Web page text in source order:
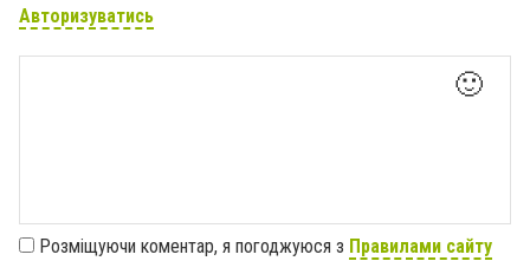
Авторизуватись
🙂
Розміщуючи коментар, я погоджуюся з Правилами сайту